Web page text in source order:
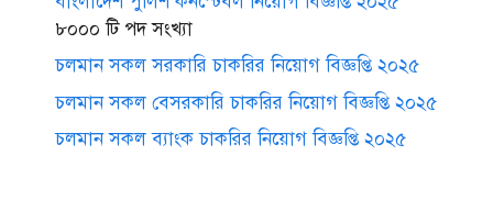
৮০০০ টি পদ সংখ্যা
চলমান সকল সরকারি চাকরির নিয়োগ বিজ্ঞপ্তি ২০২৫
চলমান সকল বেসরকারি চাকরির নিয়োগ বিজ্ঞপ্তি ২০২৫
চলমান সকল ব্যাংক চাকরির নিয়োগ বিজ্ঞপ্তি ২০২৫